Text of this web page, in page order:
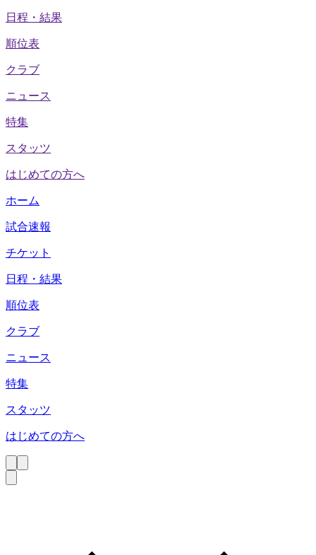
日程・結果
順位表
クラブ
ニュース
特集
スタッツ
はじめての方へ
ホーム
試合速報
チケット
日程・結果
順位表
クラブ
ニュース
特集
スタッツ
はじめての方へ